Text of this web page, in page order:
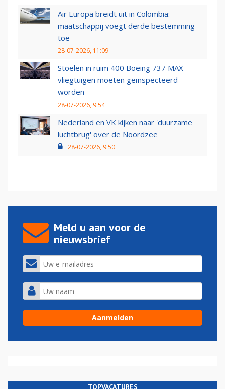
Air Europa breidt uit in Colombia:
maatschappij voegt derde bestemming
toe
28-07-2026, 11:09
Stoelen in ruim 400 Boeing 737 MAX-
vliegtuigen moeten geïnspecteerd
worden
28-07-2026, 9:54
Nederland en VK kijken naar 'duurzame
luchtbrug' over de Noordzee
28-07-2026, 9:50
Meld u aan voor de
nieuwsbrief
TOPVACATURES